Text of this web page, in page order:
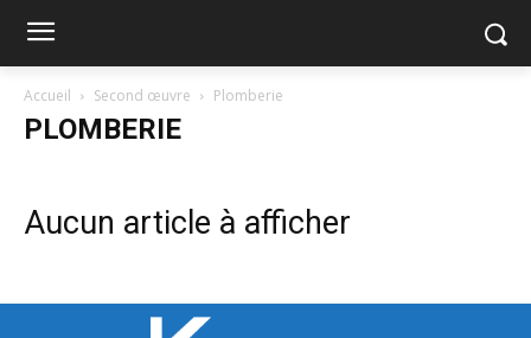
Accueil Second œuvre Plomberie
PLOMBERIE
Aucun article à afficher